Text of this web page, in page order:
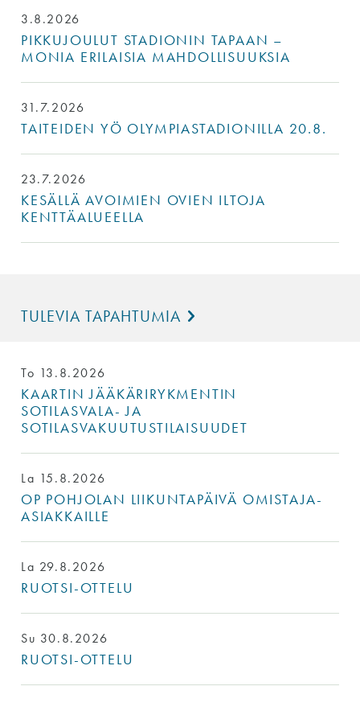
3.8.2026
PIKKUJOULUT STADIONIN TAPAAN –
MONIA ERILAISIA MAHDOLLISUUKSIA
31.7.2026
TAITEIDEN YÖ OLYMPIASTADIONILLA 20.8.
23.7.2026
KESÄLLÄ AVOIMIEN OVIEN ILTOJA
KENTTÄALUEELLA
TULEVIA TAPAHTUMIA
To 13.8.2026
KAARTIN JÄÄKÄRIRYKMENTIN
SOTILASVALA- JA
SOTILASVAKUUTUSTILAISUUDET
La 15.8.2026
OP POHJOLAN LIIKUNTAPÄIVÄ OMISTAJA-
ASIAKKAILLE
La 29.8.2026
RUOTSI-OTTELU
Su 30.8.2026
RUOTSI-OTTELU